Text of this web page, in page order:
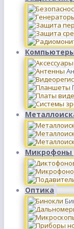
Микрофоны
Оптика